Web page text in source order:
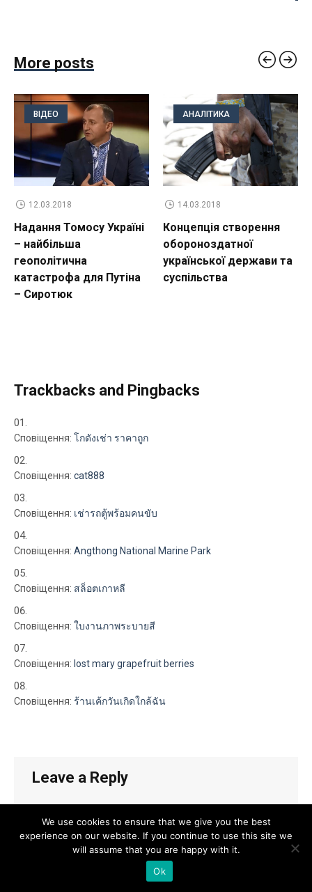
More posts
ВІДЕО
12.03.2018
Надання Томосу Україні
– найбільша
геополітична
катастрофа для Путіна
– Сиротюк
АНАЛІТИКА
14.03.2018
Концепція створення
обороноздатної
української держави та
суспільства
Trackbacks and Pingbacks
Сповіщення: โกดังเช่า ราคาถูก
Сповіщення: cat888
Сповіщення: เช่ารถตู้พร้อมคนขับ
Сповіщення: Angthong National Marine Park
Сповіщення: สล็อตเกาหลี
Сповіщення: ใบงานภาพระบายสี
Сповіщення: lost mary grapefruit berries
Сповіщення: ร้านเค้กวันเกิดใกล้ฉัน
Leave a Reply
We use cookies to ensure that we give you the best
experience on our website. If you continue to use this site we
will assume that you are happy with it.
Ok